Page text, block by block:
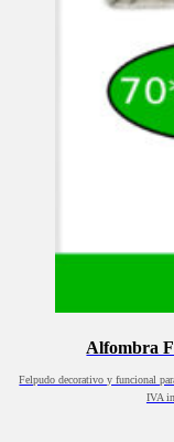
Alfombra
Felpudo decorativo y funcional
IVA